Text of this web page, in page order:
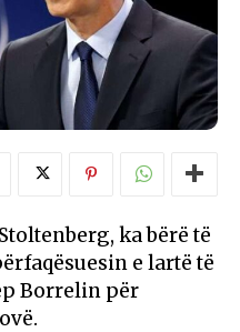
ka bërë të
e lartë të
Borrelin për